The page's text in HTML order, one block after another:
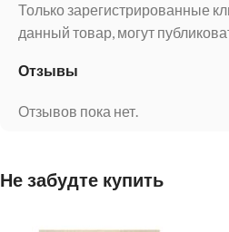
Отзывы
Отзывов пока нет.
Только зарегистрированные
данный товар, могут
Не забудте купить